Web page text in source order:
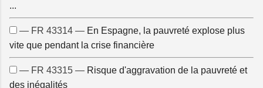
...
— FR 43314 — En Espagne, la pauvreté explose plus
vite que pendant la crise financière
— FR 43315 — Risque d'aggravation de la pauvreté et
des inégalités